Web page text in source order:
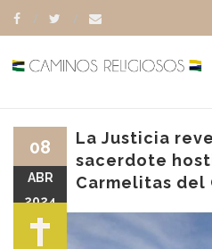
La Justicia
sacerdote
Carmelitas del
08
ABR
2024